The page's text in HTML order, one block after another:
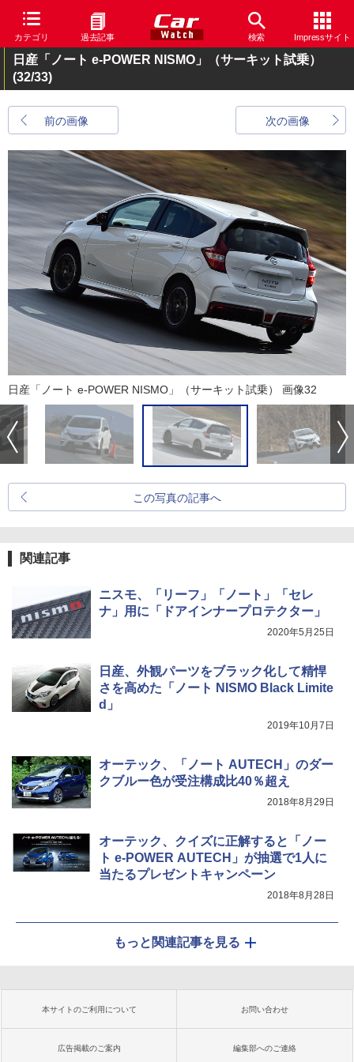
カテゴリ 過去記事 検索 Impressサイト
日産「ノート e-POWER NISMO」（サーキット試乗）
(32/33)
前の画像 次の画像
日産「ノート e-POWER NISMO」（サーキット試乗） 画像32
この写真の記事へ
関連記事
ニスモ、「リーフ」「ノート」「セレ
ナ」用に「ドアインナープロテクター」
2020年5月25日
日産、外観パーツをブラック化して精悍
さを高めた「ノート NISMO Black Limite
d」
2019年10月7日
オーテック、「ノート AUTECH」のダー
クブルー色が受注構成比40％超え
2018年8月29日
オーテック、クイズに正解すると「ノー
ト e-POWER AUTECH」が抽選で1人に
当たるプレゼントキャンペーン
2018年8月28日
もっと関連記事を見る
本サイトのご利用について お問い合わせ
広告掲載のご案内 編集部へのご連絡